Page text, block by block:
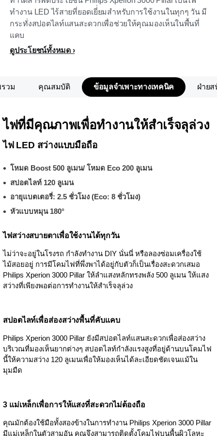
ทำงาน LED ไร้สายที่ยอดเยี่่ยมสำหรับการใช้งานในทุกๆ วัน มี
กระทั่งสปอตไลท์แสนสะดวกเพื่อช่วยให้คุณมองเห็นในพื้นที่
แคบ
ดูประโยชน์ทั้งหมด
วม คุณสมบัติ ข้อมูลจำเพาะทางเทคนิค ฝ่าย
ไฟที่มีคุณภาพเพื่อทำงานให้สำเร็จลุล่วง
ไฟ LED สว่างแบบมือถือ
โหมด Boost 500 ลูเมน/ โหมด Eco 200 ลูเมน
สปอตไลท์ 120 ลูเมน
อายุแบตเตอรี่: 2.5 ชั่วโมง (Eco: 8 ชั่วโมง)
หัวแบบหมุน 180°
ไฟสว่างสบายตาเพื่อใช้งานได้ทุกวัน
ไม่ว่าจะอยู่ในโรงรถ กำลังทำงาน DIY นั่นนี่ หรือลองซ่อมเครื่องใช้
ไม้สอยอยู่ การมีโคมไฟที่พึ่งพาได้อยู่กับตัวก็เป็นเรื่องสะดวกเสมอ
Philips Xperion 3000 Pillar ให้ลำแสงหลักทรงพลัง 500 ลูเมน ให้แสง
สว่างที่เพียงพอต่อการทำงานให้สำเร็จลุล่วง
สปอตไลท์เพื่อส่องสว่างพื้นที่คับแคบ
Philips Xperion 3000 Pillar ยังมีสปอตไลท์แสนสะดวกเพื่อส่องสว่าง
บริเวณที่มองเห็นยากต่างๆ สปอตไลท์กำลังแรงสูงที่อยู่ด้านบนโคมไฟ
นี้ให้ความสว่าง 120 ลูเมนเพื่อให้มองเห็นได้ละเอียดชัดเจนแม้ใน
มุมมืด
3 แม่เหล็กเพื่อการให้แสงที่สะดวกไม่ต้องถือ
คุณมักต้องใช้มือทั้งสองข้างในการทำงาน Philips Xperion 3000 Pillar
มีแม่เหล็กในตัวสามอัน คุณจึงสามารถติดตั้งโคมไฟบนพื้นผิวโลหะ